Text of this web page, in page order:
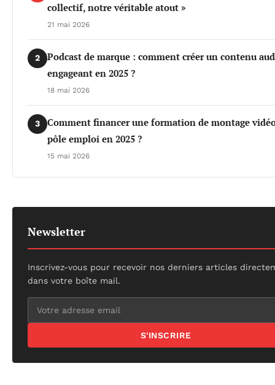
collectif, notre véritable atout »
21 mai 2026
2
Podcast de marque : comment créer un contenu
engageant en 2025 ?
18 mai 2026
3
Comment financer une formation de montage
pôle emploi en 2025 ?
15 mai 2026
Newsletter
Inscrivez-vous pour recevoir nos derniers articles
dans votre boîte mail.
S'INSCRIRE